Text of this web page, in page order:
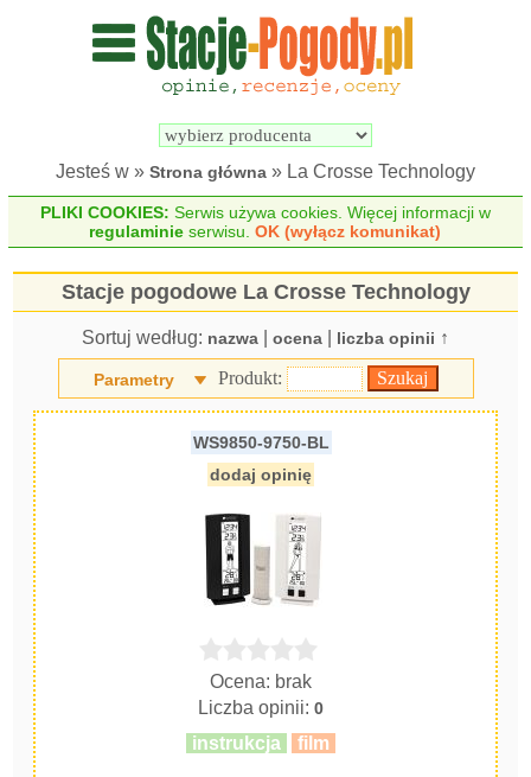
Wyszukiwarka
pogodowych
Jesteś w » Strona główna » La Crosse Technology
PLIKI COOKIES: Serwis używa cookies. Więcej informacji w
regulaminie serwisu.OK (wyłącz komunikat)
Stacje pogodowe La Crosse Technology
Sortuj według: nazwa ocena liczba opinii ↑
Parametry Produkt:
WS9850-9750-BL
dodaj opinię
Ocena: brak
Liczba opinii:0
instrukcja film